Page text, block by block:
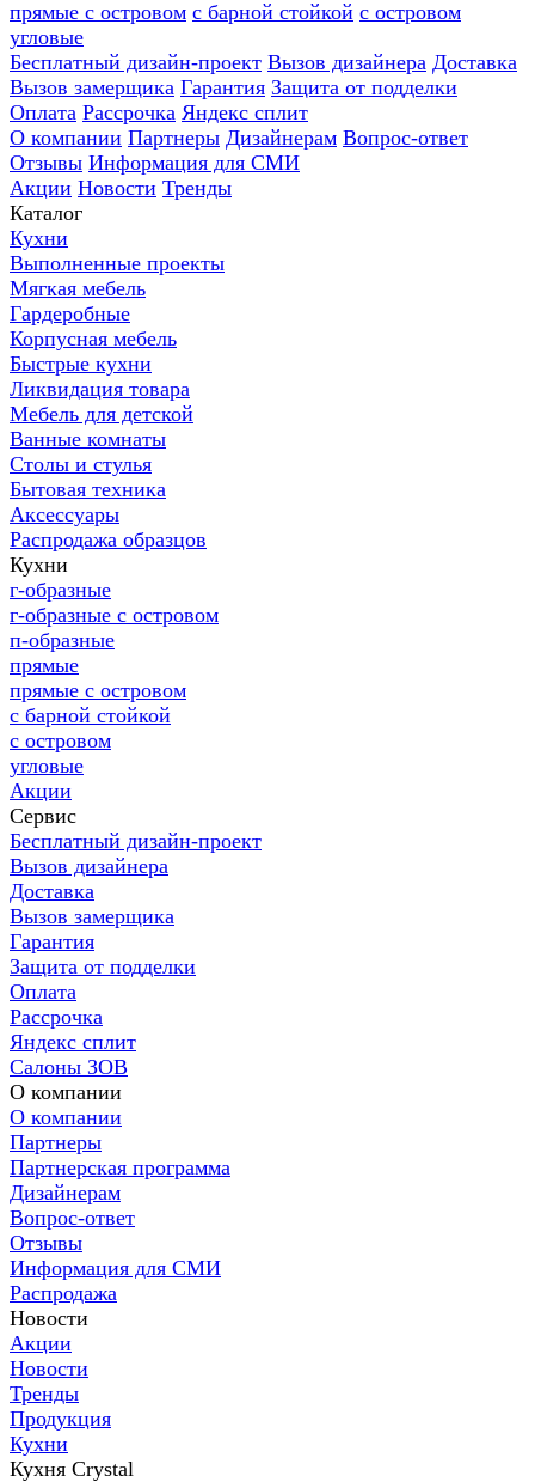
прямые с островом с барной стойкой с островом
угловые
Бесплатный дизайн-проект Вызов дизайнера Доставка
Вызов замерщика Гарантия Защита от подделки
Оплата Рассрочка Яндекс сплит
О компании Партнеры Дизайнерам Вопрос-ответ
Отзывы Информация для СМИ
Акции Новости Тренды
Каталог
Кухни
Выполненные проекты
Мягкая мебель
Гардеробные
Корпусная мебель
Быстрые кухни
Ликвидация товара
Мебель для детской
Ванные комнаты
Столы и стулья
Бытовая техника
Аксессуары
Распродажа образцов
Кухни
г-образные
г-образные с островом
п-образные
прямые
прямые с островом
с барной стойкой
с островом
угловые
Акции
Сервис
Бесплатный дизайн-проект
Вызов дизайнера
Доставка
Вызов замерщика
Гарантия
Защита от подделки
Оплата
Рассрочка
Яндекс сплит
Салоны ЗОВ
О компании
О компании
Партнеры
Партнерская программа
Дизайнерам
Вопрос-ответ
Отзывы
Информация для СМИ
Распродажа
Новости
Акции
Новости
Тренды
Продукция
Кухни
Кухня Crystal